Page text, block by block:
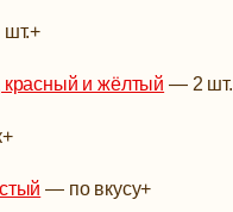
шт.+
красный и жёлтый — 2 шт.
+
— по вкусу+